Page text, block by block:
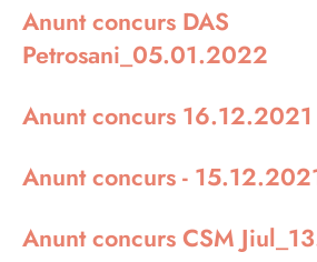
Anunt concurs DAS
Petrosani_05.01.2022
Anunt concurs 16.12.2021
Anunt concurs -
Anunt concurs CSM